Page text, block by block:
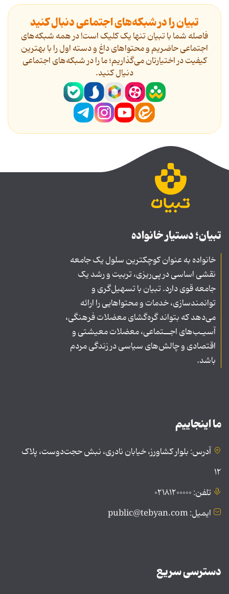
تبیان را در شبکه‌های اجتماعی دنبال کنید
فاصله شما با تبیان تنها یک کلیک است! در همه شبکه‌های
اجتماعی حاضریم و محتواهای داغ و دسته اول را با بهترین
کیفیت در اختیارتان می‌گذاریم؛ ما را در شبکه‌های اجتماعی
دنیال کنید.
تبیان؛ دستیار خانواده
خانواده به عنوان کوچکترین سلول یک جامعه
نقشی اساسی در پی‌ریزی، تربیت و رشد یک
جامعه قوی دارد. تبیان با تسهیل‌گری و
توانمندسازی، خدمات و محتواهایی را ارائه
می‌دهد که بتواند گره‌گشای معضلات فرهنگی،
آسیـب‌های اجــتماعی، معضلات معیشتی و
اقتصادی و چالش‌های سیاسی در زندگی مردم
باشد.
ما اینجاییم
آدرس: بلوار کشاورز، خیابان نادری، نبش حجت‌دوست، پلاک
۱۲
تلفن: ۰۲۱۸۱۲۰۰۰۰۰
ایمیل: public@tebyan.com
دسترسی سریع